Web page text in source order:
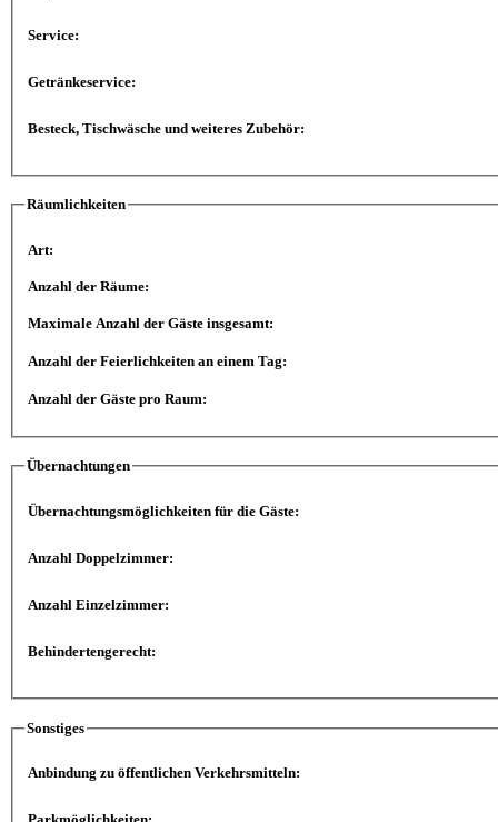
Service:
Getränkeservice:
Besteck, Tischwäsche und weiteres Zubehör:
Räumlichkeiten
Art:
Anzahl der Räume:
Maximale Anzahl der Gäste insgesamt:
Anzahl der Feierlichkeiten an einem Tag:
Anzahl der Gäste pro Raum:
Übernachtungen
Übernachtungsmöglichkeiten für die Gäste:
Anzahl Doppelzimmer:
Anzahl Einzelzimmer:
Behindertengerecht:
Sonstiges
Anbindung zu öffentlichen Verkehrsmitteln: